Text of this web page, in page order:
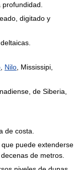
profundidad.
digitado y
, Nilo, Mississipi,
de Siberia,
de costa.
puede extenderse
de metros.